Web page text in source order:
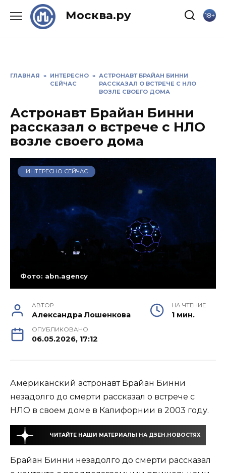
Москва.ру 18+
ГЛАВНАЯ » ИНТЕРЕСНО
СЕЙЧАС
» АСТРОНАВТ БРАЙАН БИННИ
РАССКАЗАЛ О ВСТРЕЧЕ С НЛО
ВОЗЛЕ СВОЕГО ДОМА
Астронавт Брайан Бинни
рассказал о встрече с НЛО
возле своего дома
ИНТЕРЕСНО СЕЙЧАС
Фото: abn.agency
АВТОР
Александра Лошенкова
НА ЧТЕНИЕ
1 мин.
ОПУБЛИКОВАНО
06.05.2026, 17:12
Американский астронавт Брайан Бинни
незадолго до смерти рассказал о встрече с
НЛО в своем доме в Калифорнии в 2003 году.
ЧИТАЙТЕ НАШИ МАТЕРИАЛЫ НА ДЗЕН.НОВОСТЯХ
Брайан Бинни незадолго до смерти рассказал